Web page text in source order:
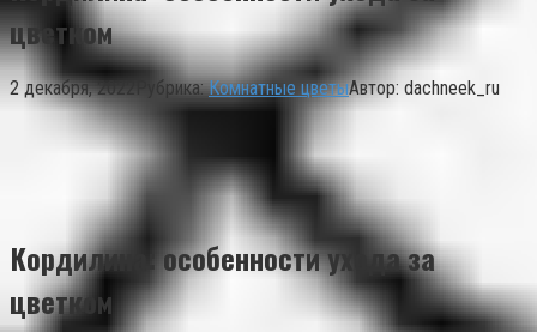
цветком
2 декабря, 2022 Рубрика: Комнатные цветыАвтор: dachneek_ru
Кордилина: особенности ухода за
цветком